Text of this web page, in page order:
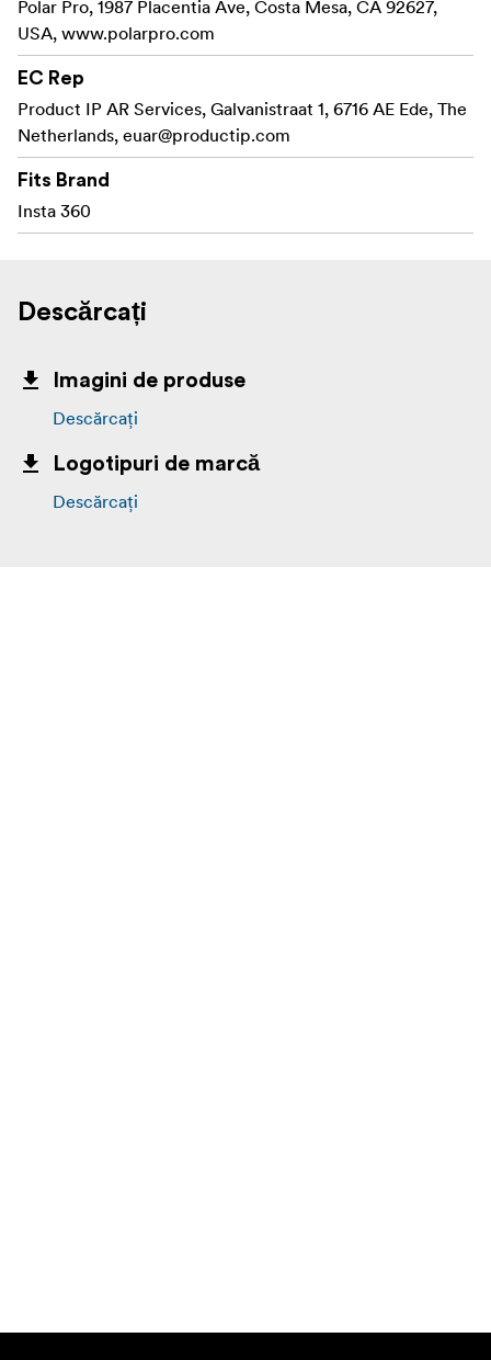
1 buc ND32/PL
1 buc cutie de depozitare a filtrelor
1pcs cârpă de curățare din microfibră
Polar Pro, 1987 Placentia Ave, Costa Mesa, CA 92627,
USA, www.polarpro.com
EC Rep
Product IP AR Services, Galvanistraat 1, 6716 AE Ede, The
Netherlands, euar@productip.com
Fits Brand
Insta 360
Descărcați
Imagini de produse
Descărcați
Logotipuri de marcă
Descărcați